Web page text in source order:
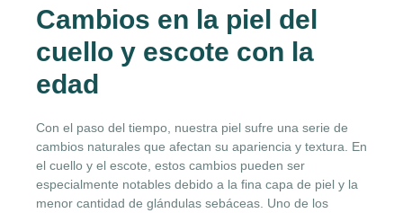
Cambios en la piel del
cuello y escote con la
edad
Con el paso del tiempo, nuestra piel sufre una serie de
cambios naturales que afectan su apariencia y textura. En
el cuello y el escote, estos cambios pueden ser
especialmente notables debido a la fina capa de piel y la
menor cantidad de glándulas sebáceas. Uno de los